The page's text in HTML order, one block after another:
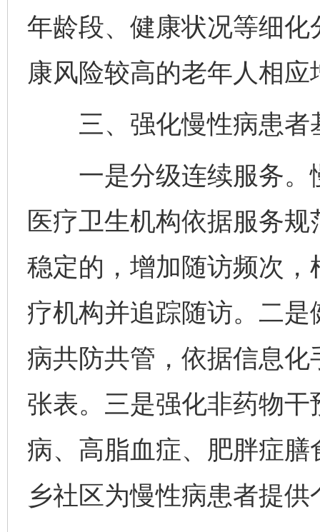
年龄段、健康状况等细
康风险较高的老年人相
三、强化慢性病患者
一是分级连续服务。
医疗卫生机构依据服务
稳定的，增加随访频次
疗机构并追踪随访。二
病共防共管，依据信息
张表。三是强化非药物
病、高脂血症、肥胖症
乡社区为慢性病患者提